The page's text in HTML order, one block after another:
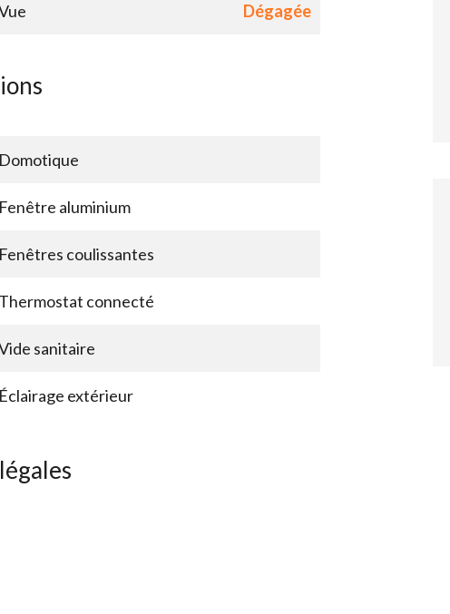
Dégagée
Domotique
Fenêtre aluminium
Fenêtres coulissantes
Thermostat connecté
sanitaire
Éclairage extérieur